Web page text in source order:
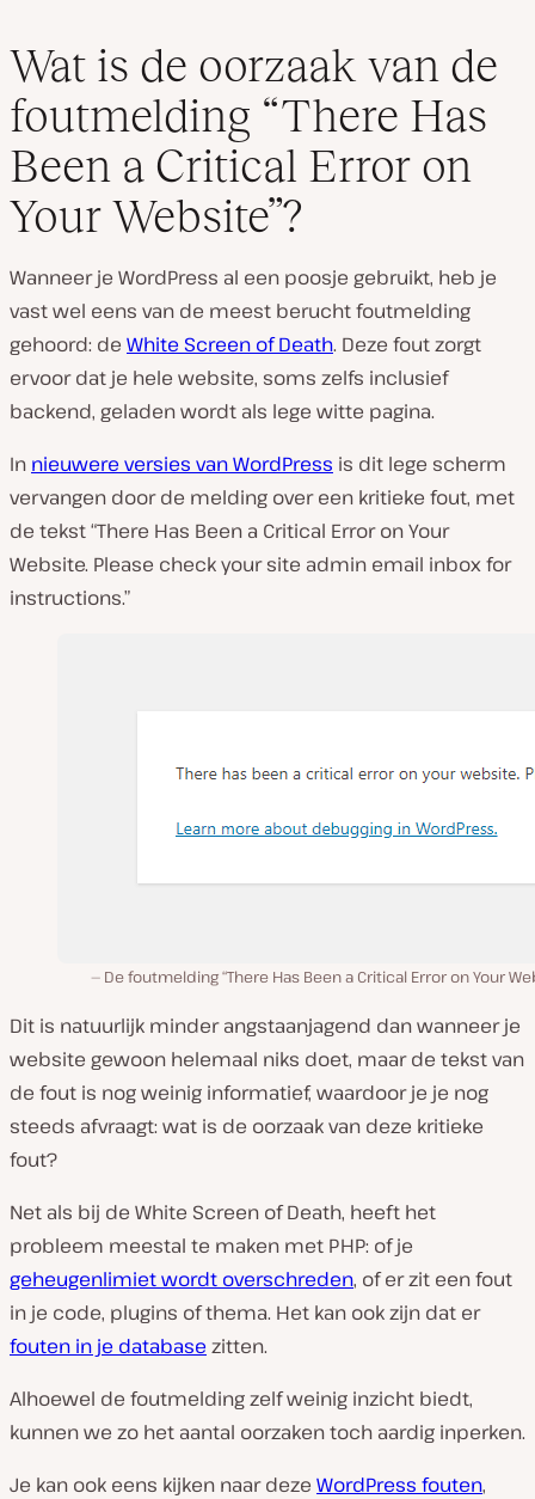
i
d
o
a
s
p
e
e
Wat is de oorzaak van de
foutmelding “There Has
Been a Critical Error on
Your Website”?
Wanneer je WordPress al een poosje gebruikt, heb je
vast wel eens van de meest berucht foutmelding
gehoord: de White Screen of Death. Deze fout zorgt
ervoor dat je hele website, soms zelfs inclusief
backend, geladen wordt als lege witte pagina.
In nieuwere versies van WordPress is dit lege scherm
vervangen door de melding over een kritieke fout, met
de tekst “There Has Been a Critical Error on Your
Website. Please check your site admin email inbox for
instructions.”
De foutmelding “There Has Been a Critical Error on Your
Dit is natuurlijk minder angstaanjagend dan wanneer je
website gewoon helemaal niks doet, maar de tekst van
de fout is nog weinig informatief, waardoor je je nog
steeds afvraagt: wat is de oorzaak van deze kritieke
fout?
Net als bij de White Screen of Death, heeft het
probleem meestal te maken met PHP: of je
geheugenlimiet wordt overschreden, of er zit een fout
in je code, plugins of thema. Het kan ook zijn dat er
fouten in je database zitten.
Alhoewel de foutmelding zelf weinig inzicht biedt,
kunnen we zo het aantal oorzaken toch aardig inperken.
Je kan ook eens kijken naar deze WordPress fouten,